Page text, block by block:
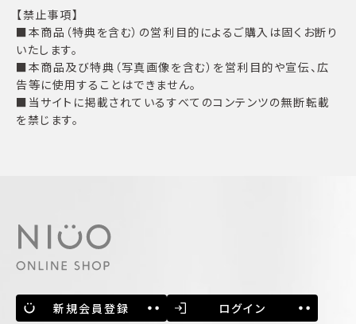
【禁止事項】
■本商品（特典を含む）の営利目的によるご購入は固くお断り
いたします。
■本商品及び特典（写真画像を含む）を営利目的や宣伝、広
告等に使用することはできません。
■当サイトに掲載されているすべてのコンテンツの無断転載
を禁じます。
新規会員登録 ログイン